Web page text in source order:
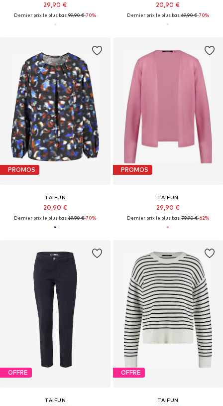
29,90 €
Dernier prix le plus bas :99,90 €-70%
20,90 €
Dernier prix le plus bas :69,90 €-70%
PROMOS
TAIFUN
20,90 €
Dernier prix le plus bas :69,90 €-70%
PROMOS
TAIFUN
29,90 €
Dernier prix le plus bas :79,90 €-62%
OFFRE
TAIFUN
OFFRE
TAIFUN